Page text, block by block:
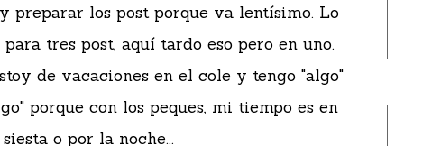
preparar los post porque va lentísimo. Lo
tres post, aquí tardo eso pero en uno.
de vacaciones en el cole y tengo "algo"
porque con los peques, mi tiempo es en
o por la noche...